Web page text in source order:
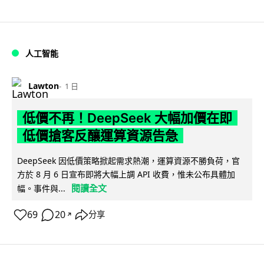
人工智能
Lawton 1 日
低價不再！DeepSeek 大幅加價在即
低價搶客反釀運算資源告急
DeepSeek 因低價策略掀起需求熱潮，運算資源不勝負荷，官
方於 8 月 6 日宣布即將大幅上調 API 收費，惟未公布具體加
幅。事件與...
閱讀全文
69 20 ↗ 分享